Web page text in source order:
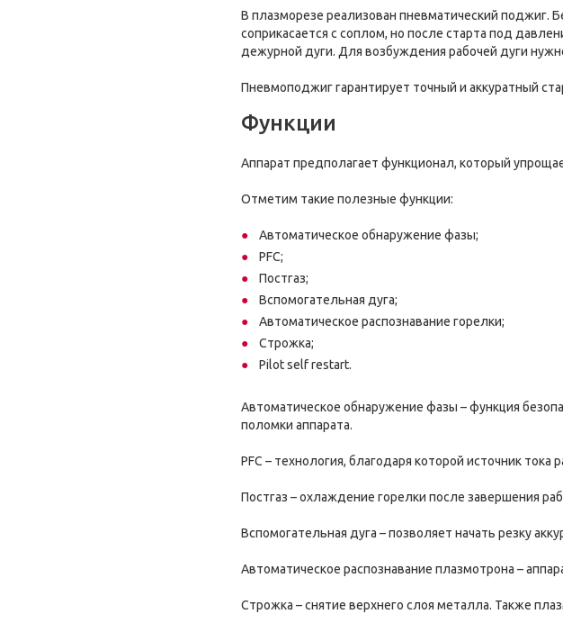
В плазморезе реализован пневматический поджиг.
соприкасается с соплом, но после старта под
дежурной дуги. Для возбуждения рабочей дуги
Пневмоподжиг гарантирует точный и аккуратный
Функции
Аппарат предполагает функционал, который
Отметим такие полезные функции:
Автоматическое обнаружение фазы;
PFC;
Постгаз;
Вспомогательная дуга;
Автоматическое распознавание горелки;
Строжка;
Pilot self restart.
Автоматическое обнаружение фазы – функция
поломки аппарата.
PFC – технология, благодаря которой источник
Постгаз – охлаждение горелки после завершения
Вспомогательная дуга – позволяет начать резку
Автоматическое распознавание плазмотрона –
Строжка – снятие верхнего слоя металла. Также